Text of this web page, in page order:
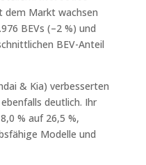
dem Markt wachsen
BEVs (–2 %) und
BEV-Anteil
& Kia) verbesserten
deutlich. Ihr
% auf 26,5 %,
Modelle und